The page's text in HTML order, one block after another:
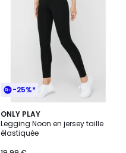
-25%*
ONLY PLAY
Legging Noon en jersey taille
élastiquée
4,5
/ 5